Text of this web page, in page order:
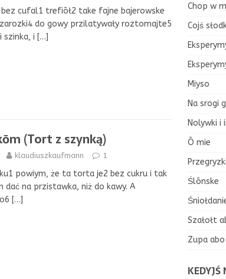
bez cufal1 trefiōł2 take fajne bajerowske
do gowy przilatywały roztomajte5
szinka, i […]
(Tort z szynką)
klaudiuszkaufmann 1
powiym, że ta torta je2 bez cukru i tak
dać na przistawka, niż do kawy. A
[…]
Chop w
Cojś
Miyso
Na srogi
Nolywki i
Ō mie
Ślōnske
Szałołt
Zupa